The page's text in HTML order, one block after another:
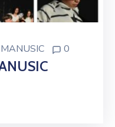
MANUSIC 0